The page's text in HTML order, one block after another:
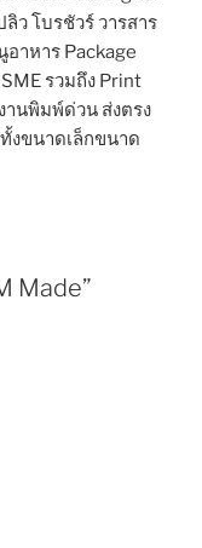
ว โบรชัวร์ วารสาร
าหาร Package
รวมถึง Print
านพิมพ์ด่วน ส่งตรง
งขนาดเล็กขนาด
Made”